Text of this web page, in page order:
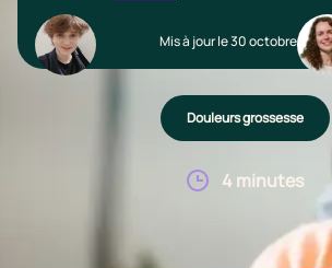
Mis à jour le 30 octobre 2024
Douleurs grossesse
4 minutes